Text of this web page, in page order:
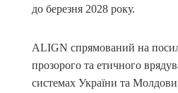
до березня 2028 року.
ALIGN спрямований на
прозорого та етичного
системах України та